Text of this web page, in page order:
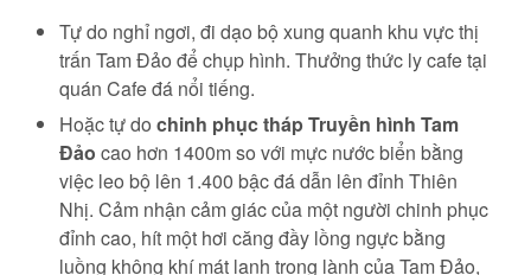
Tự do nghỉ ngơi, đi dạo bộ xung quanh khu vực thị
trấn Tam Đảo để chụp hình. Thưởng thức ly cafe tại
quán Cafe đá nổi tiếng.
Hoặc tự do chinh phục tháp Truyền hình Tam
Đảo cao hơn 1400m so với mực nước biển bằng
việc leo bộ lên 1.400 bậc đá dẫn lên đỉnh Thiên
Nhị. Cảm nhận cảm giác của một người chinh phục
đỉnh cao, hít một hơi căng đầy lồng ngực bằng
luồng không khí mát lạnh trong lành của Tam Đảo,